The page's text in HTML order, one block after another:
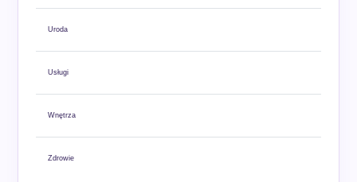
Uroda
Usługi
Wnętrza
Zdrowie